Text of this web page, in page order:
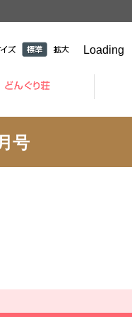
Loading
号